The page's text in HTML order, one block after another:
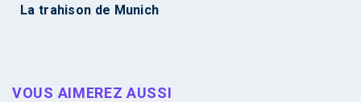
La trahison de Munich
VOUS AIMEREZ AUSSI